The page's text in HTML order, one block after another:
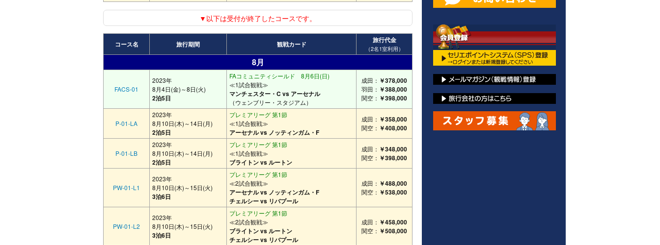
▼以下は受付が終了したコースです。
コース名 旅行期間 観戦カード 旅行代金
（2名1室利用）
8月
FACS-01
2023年
8月4日(金)～8日(火)
2泊5日
FAコミュニティシールド 8月6日(日)
≪1試合観戦≫
マンチェスター・C vs アーセナル
（ウェンブリー・スタジアム）
成田： ￥378,000
羽田： ￥388,000
関空： ￥398,000
P-01-LA
2023年
8月10日(木)～14日(月)
2泊5日
プレミアリーグ 第1節
≪1試合観戦≫
アーセナル vs ノッティンガム・F
成田： ￥358,000
関空： ￥408,000
P-01-LB
2023年
8月10日(木)～14日(月)
2泊5日
プレミアリーグ 第1節
≪1試合観戦≫
ブライトン vs ルートン
成田： ￥348,000
関空： ￥398,000
PW-01-L1
2023年
8月10日(木)～15日(火)
3泊6日
プレミアリーグ 第1節
≪2試合観戦≫
アーセナル vs ノッティンガム・F
チェルシー vs リバプール
成田： ￥488,000
関空： ￥538,000
PW-01-L2
2023年
8月10日(木)～15日(火)
3泊6日
プレミアリーグ 第1節
≪2試合観戦≫
ブライトン vs ルートン
チェルシー vs リバプール
成田： ￥458,000
関空： ￥508,000